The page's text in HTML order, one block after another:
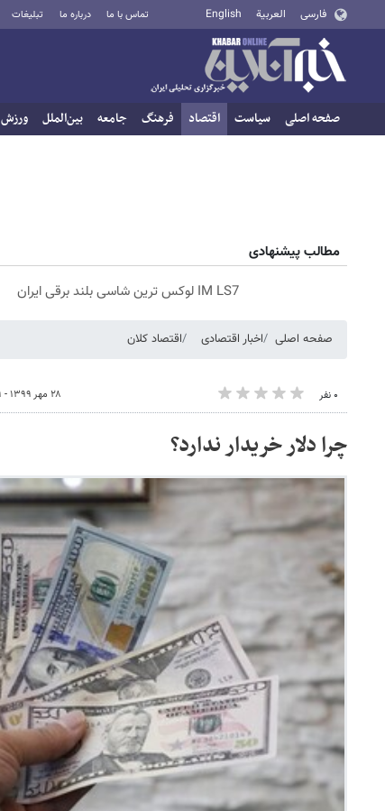
فارسی العربية English تماس با ما درباره ما تبلیغات
صفحه اصلی سیاست اقتصاد فرهنگ جامعه بین‌الملل ورزش
مطالب پیشنهادی
IM LS7 لوکس ترین شاسی بلند برقی ایران
صفحه اصلی اخبار اقتصادی اقتصاد کلان
۰ نفر ۲۸ مهر ۱۳۹۹ - ۱۴:۱۹
چرا دلار خریدار ندارد؟